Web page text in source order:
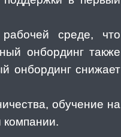
среде, что
онбординг также
онбординг снижает
обучение на
компании.